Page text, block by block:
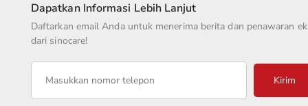
Dapatkan Informasi Lebih Lanjut
Daftarkan email Anda untuk menerima berita dan penawaran
dari sinocare!
Kirim